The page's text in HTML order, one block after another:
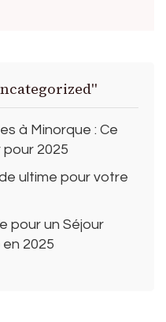
à Minorque : Ce
2025
ultime pour votre
pour un Séjour
2025